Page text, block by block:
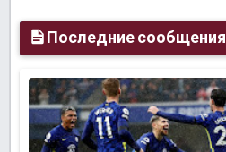
Последние сообщения